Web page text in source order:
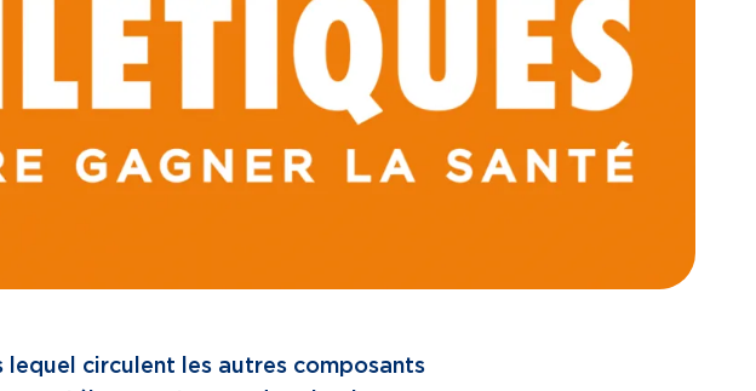
circulent les autres composants